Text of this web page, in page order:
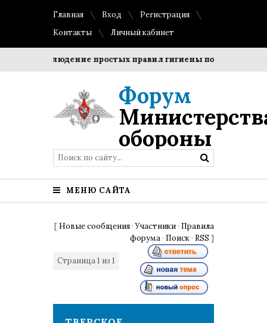
Главная Вход
Регистрация
Контакты
Личный кабинет
Соблюдение простых правил гигиены помогает
Форум
обороны
МЕНЮ САЙТА
[ Новые сообщения ·Участники · Правила
форума · Поиск · RSS ]
Страница1 из 1